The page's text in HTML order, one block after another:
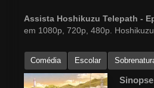
Assista Hoshikuzu Telepath -
em 1080p, 720p, 480p.
Comédia Escolar
Sinopse